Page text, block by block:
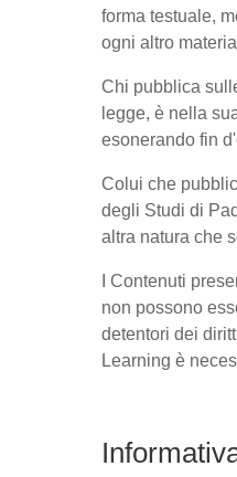
forma testuale,
ogni altro
Chi pubblica
legge, è nella
esonerando fin
Colui che
degli Studi di
altra natura che
I Contenuti
non possono
detentori dei
Learning è